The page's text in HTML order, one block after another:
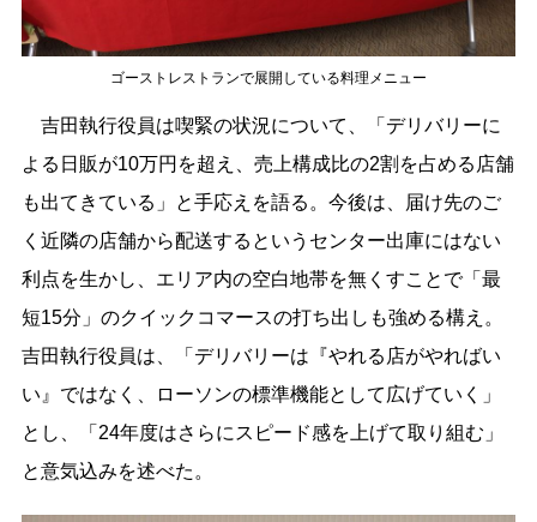
ゴーストレストランで展開している料理メニュー
吉田執行役員は喫緊の状況について、「デリバリーに
よる日販が10万円を超え、売上構成比の2割を占める店舗
も出てきている」と手応えを語る。今後は、届け先のご
く近隣の店舗から配送するというセンター出庫にはない
利点を生かし、エリア内の空白地帯を無くすことで「最
短15分」のクイックコマースの打ち出しも強める構え。
吉田執行役員は、「デリバリーは『やれる店がやればい
い』ではなく、ローソンの標準機能として広げていく」
とし、「24年度はさらにスピード感を上げて取り組む」
と意気込みを述べた。